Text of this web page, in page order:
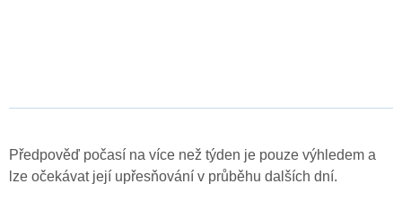
Předpověď počasí na více než týden je pouze výhledem a
lze očekávat její upřesňování v průběhu dalších dní.